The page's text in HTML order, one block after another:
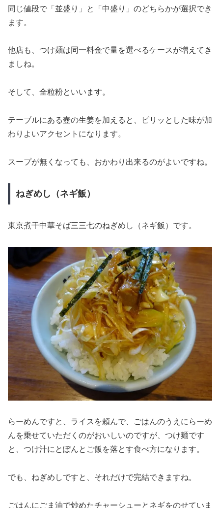
同じ値段で「並盛り」と「中盛り」のどちらかが選択でき
ます。
他店も、つけ麺は同一料金で量を選べるケースが増えてき
ましね。
そして、全粒粉といいます。
テーブルにある壺の生姜を加えると、ピリッとした味が加
わりよいアクセントになります。
スープが無くなっても、おかわり出来るのがよいですね。
ねぎめし（ネギ飯）
東京煮干中華そば三三七のねぎめし（ネギ飯）です。
らーめんですと、ライスを頼んで、ごはんのうえにらーめ
んを乗せていただくのがおいしいのですが、つけ麺です
と、つけ汁にとぽんとご飯を落とす食べ方になります。
でも、ねぎめしですと、それだけで完結できますね。
ごはんにごま油で炒めたチャーシューとネギをのせていま